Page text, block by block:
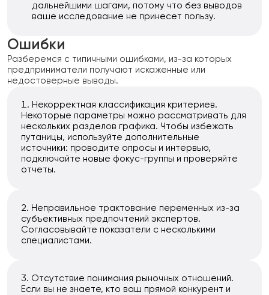
дальнейшими шагами, потому что без выводов
ваше исследование не принесет пользу.
Ошибки
Разберемся с типичными ошибками, из-за которых
предприниматели получают искаженные или
недостоверные выводы.
Некорректная классификация критериев.
Некоторые параметры можно рассматривать для
нескольких разделов графика. Чтобы избежать
путаницы, используйте дополнительные
источники: проводите опросы и интервью,
подключайте новые фокус-группы и проверяйте
отчеты.
Неправильное трактование переменных из-за
субъективных предпочтений экспертов.
Согласовывайте показатели с несколькими
специалистами.
Отсутствие понимания рыночных отношений.
Если вы не знаете, кто ваш прямой конкурент и